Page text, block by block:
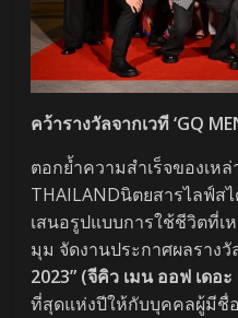
คว้ารางวัลจากเวที ‘GQ
ตอกย้ำความสำเร็จของเหล่
THAILANDนิตยสารไลฟ์
เสนอรูปแบบการใช้ชีวิตที่
มุม จัดงานประกาศผลรางวั
2023” (จีคิว เมน ออฟ เดอะ
ที่สุดแห่งปีให้กับบุคคลผู้มีชื่อ